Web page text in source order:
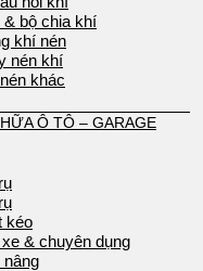
& bộ chia khí
khí nén
nén khí
khác
Ô TÔ – GARAGE
kéo
& chuyên dụng
nâng